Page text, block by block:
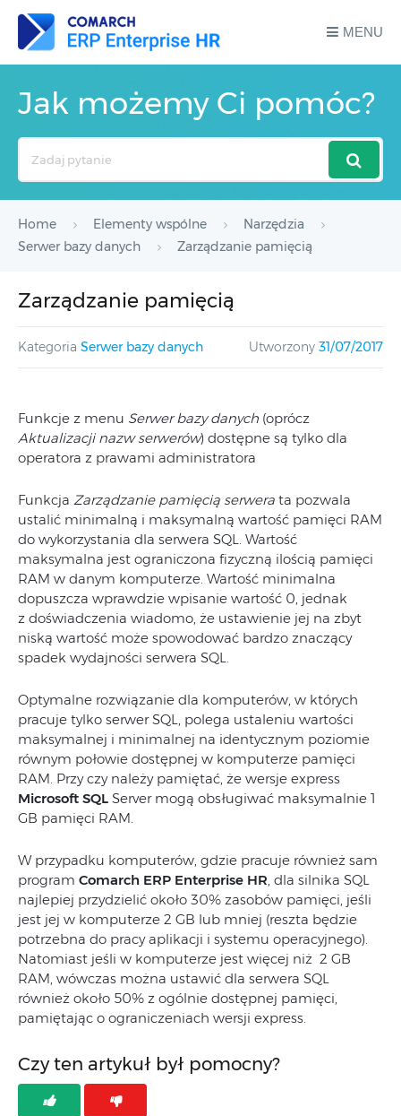
MENU
Jak możemy Ci pomóc?
Home Elementy wspólne
Narzędzia
Serwer bazy danych
Zarządzanie pamięcią
Zarządzanie pamięcią
Kategoria Serwer bazy danych Utworzony 31/07/2017
Funkcje z menu Serwer bazy danych (oprócz
Aktualizacji nazw serwerów) dostępne są tylko dla
operatora z prawami administratora
Funkcja Zarządzanie pamięcią serwera ta pozwala
ustalić minimalną i maksymalną wartość pamięci RAM
do wykorzystania dla serwera SQL. Wartość
maksymalna jest ograniczona fizyczną ilością pamięci
RAM w danym komputerze. Wartość minimalna
dopuszcza wprawdzie wpisanie wartość 0, jednak
z doświadczenia wiadomo, że ustawienie jej na zbyt
niską wartość może spowodować bardzo znaczący
spadek wydajności serwera SQL.
Optymalne rozwiązanie dla komputerów, w których
pracuje tylko serwer SQL, polega ustaleniu wartości
maksymalnej i minimalnej na identycznym poziomie
równym połowie dostępnej w komputerze pamięci
RAM. Przy czy należy pamiętać, że wersje express
Microsoft SQL Server mogą obsługiwać maksymalnie 1
GB pamięci RAM.
W przypadku komputerów, gdzie pracuje również sam
program Comarch ERP Enterprise HR, dla silnika SQL
najlepiej przydzielić około 30% zasobów pamięci, jeśli
jest jej w komputerze 2 GB lub mniej (reszta będzie
potrzebna do pracy aplikacji i systemu operacyjnego).
Natomiast jeśli w komputerze jest więcej niż 2 GB
RAM, wówczas można ustawić dla serwera SQL
również około 50% z ogólnie dostępnej pamięci,
pamiętając o ograniczeniach wersji express.
Czy ten artykuł był pomocny?